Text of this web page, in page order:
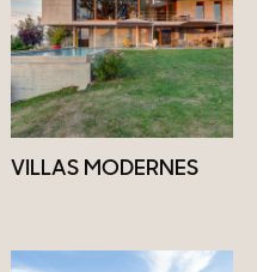
VILLAS MODERNES